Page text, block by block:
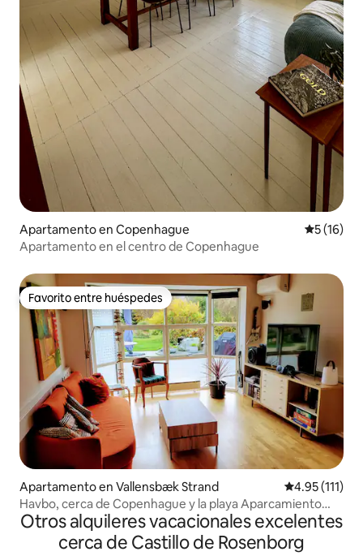
Apartamento en Copenhague
5 (16)
Apartamento en el centro de Copenhague
Favorito entre huéspedes
Favorito entre huéspedes
Apartamento en Vallensbæk Strand Calificación
4.95 (111)
Havbo, cerca de Copenhague y la playa Aparcamiento
gratuito
Otros alquileres vacacionales excelentes
cerca de Castillo de Rosenborg